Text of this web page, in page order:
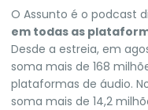
O Assunto é o podcast
em todas as
Desde a estreia, em
soma mais de 168
plataformas de áudio.
soma mais de 14,2